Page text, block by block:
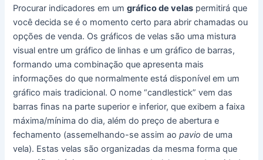
Procurar indicadores em umgráfico de velas permitirá que
você decida se é o momento certo para abrir chamadas ou
opções de venda. Os gráficos de velas são uma mistura
visual entre um gráfico de linhas e um gráfico de barras,
formando uma combinação que apresenta mais
informações do que normalmente está disponível em um
gráfico mais tradicional. O nome “candlestick” vem das
barras finas na parte superior e inferior, que exibem a faixa
máxima/mínima do dia, além do preço de abertura e
fechamento (assemelhando-se assim aopavio de uma
vela). Estas velas são organizadas da mesma forma que